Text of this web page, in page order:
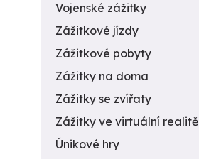
Vojenské zážitky
Zážitkové jízdy
Zážitkové pobyty
Zážitky na doma
Zážitky se zvířaty
Zážitky ve virtuální realitě
Únikové hry